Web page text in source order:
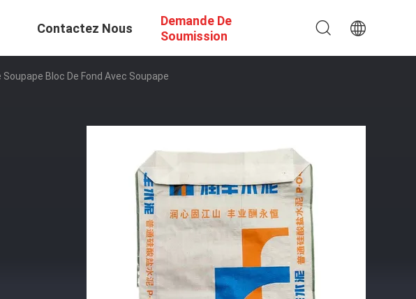
Contactez Nous
Demande De
Soumission
Soupape Bloc De Fond Avec Soupape